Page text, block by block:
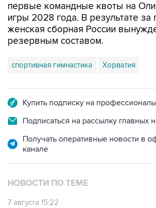
первые командные квоты на
игры 2028 года. В результате за
женская сборная России
резервным составом.
спортивная гимнастика Хорватия
Купить подписку на
Подписаться на рассылку главных
Получать оперативные новости в
канале
НОВОСТИ ПО ТЕМЕ
7 августа 15:22